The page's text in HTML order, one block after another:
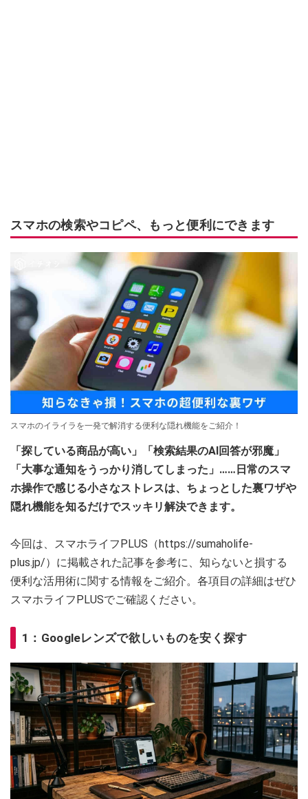
スマホの検索やコピペ、もっと便利にできます
スマホのイライラを一発で解消する便利な隠れ機能をご紹介！
「探している商品が高い」「検索結果のAI回答が邪魔」
「大事な通知をうっかり消してしまった」……日常のスマ
ホ操作で感じる小さなストレスは、ちょっとした裏ワザや
隠れ機能を知るだけでスッキリ解決できます。
今回は、スマホライフPLUS（https://sumaholife-
plus.jp/）に掲載された記事を参考に、知らないと損する
便利な活用術に関する情報をご紹介。各項目の詳細はぜひ
スマホライフPLUSでご確認ください。
1：Googleレンズで欲しいものを安く探す